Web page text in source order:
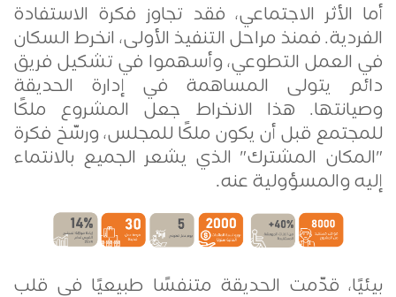
أما الأثر الاجتماعي، فقد تجاوز فكرة الاستفادة
الفردية. فمنذ مراحل التنفيذ الأولى، انخرط السكان
في العمل التطوعي، وأسهموا في تشكيل فريق
دائم يتولى المساهمة في إدارة الحديقة
وصيانتها. هذا الانخراط جعل المشروع ملكًا
للمجتمع قبل أن يكون ملكًا للمجلس، ورسّخ فكرة
"المكان المشترك" الذي يشعر الجميع بالانتماء
إليه والمسؤولية عنه.
بيئيًا، قدّمت الحديقة متنفسًا طبيعيًا في قلب